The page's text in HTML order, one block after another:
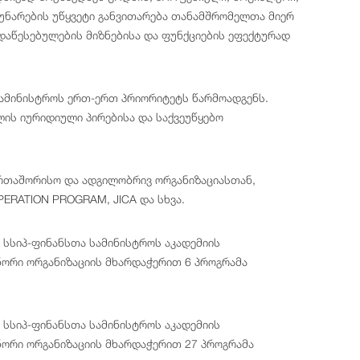
უწყვეტი განვითარება თანამშრომელთა მიერ
მიზნებისა და ფუნქციების ეფექტურად
ერთ-ერთ პრიორიტეტს წარმოადგენს.
იურიდიული პირებისა და საქვეუწყებო
და ადგილობრივ ორგანიზაციასთან,
PROGRAM, JICA და სხვა.
ფინანსთა სამინისტროს აკადემიის
ორგანიზაციის მხარდაჭერით 6 პროგრამა
ფინანსთა სამინისტროს აკადემიის
ორგანიზაციის მხარდაჭერით 27 პროგრამა